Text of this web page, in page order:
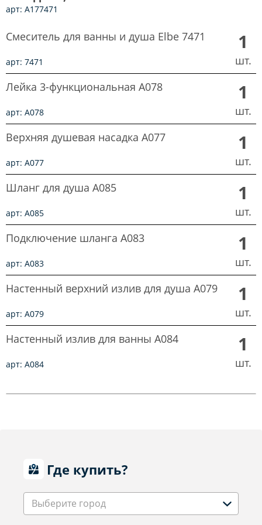
арт: A177471
Смеситель для ванны и душа Elbe 7471
арт: 7471
1
шт.
Лейка 3-функциональная A078
арт: A078
1
шт.
Верхняя душевая насадка A077
арт: A077
1
шт.
Шланг для душа A085
арт: A085
1
шт.
Подключение шланга A083
арт: A083
1
шт.
Настенный верхний излив для душа A079
арт: A079
1
шт.
Настенный излив для ванны A084
арт: A084
1
шт.
Где купить?
Выберите город